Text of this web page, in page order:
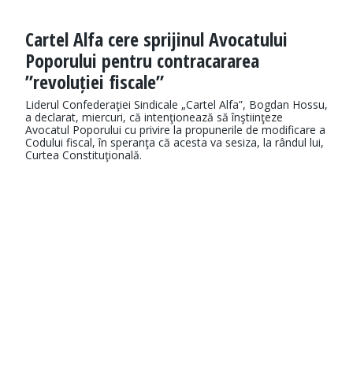
Cartel Alfa cere sprijinul Avocatului
Poporului pentru contracararea
”revoluției fiscale”
Liderul Confederaţiei Sindicale „Cartel Alfa”, Bogdan Hossu,
a declarat, miercuri, că intenţionează să înştiinţeze
Avocatul Poporului cu privire la propunerile de modificare a
Codului fiscal, în speranţa că acesta va sesiza, la rândul lui,
Curtea Constituţională.